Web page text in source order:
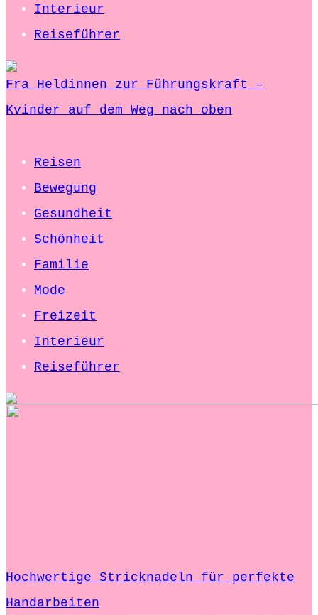
Interieur
Reiseführer
Fra Heldinnen zur Führungskraft –
Kvinder auf dem Weg nach oben
Reisen
Bewegung
Gesundheit
Schönheit
Familie
Mode
Freizeit
Interieur
Reiseführer
Hochwertige Stricknadeln für perfekte
Handarbeiten